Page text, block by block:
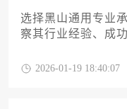
选择黑山通用专业
察其行业经验、成
过资质审批，降低
2026-01-19 18:40:07